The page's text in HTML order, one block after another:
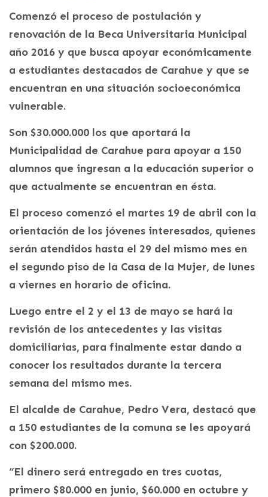
Comenzó el proceso de postulación y
renovación de la Beca Universitaria Municipal
año 2016 y que busca apoyar económicamente
a estudiantes destacados de Carahue y que se
encuentran en una situación socioeconómica
vulnerable.
Son $30.000.000 los que aportará la
Municipalidad de Carahue para apoyar a 150
alumnos que ingresan a la educación superior o
que actualmente se encuentran en ésta.
El proceso comenzó el martes 19 de abril con la
orientación de los jóvenes interesados, quienes
serán atendidos hasta el 29 del mismo mes en
el segundo piso de la Casa de la Mujer, de lunes
a viernes en horario de oficina.
Luego entre el 2 y el 13 de mayo se hará la
revisión de los antecedentes y las visitas
domiciliarias, para finalmente estar dando a
conocer los resultados durante la tercera
semana del mismo mes.
El alcalde de Carahue, Pedro Vera, destacó que
a 150 estudiantes de la comuna se les apoyará
con $200.000.
“El dinero será entregado en tres cuotas,
primero $80.000 en junio, $60.000 en octubre y